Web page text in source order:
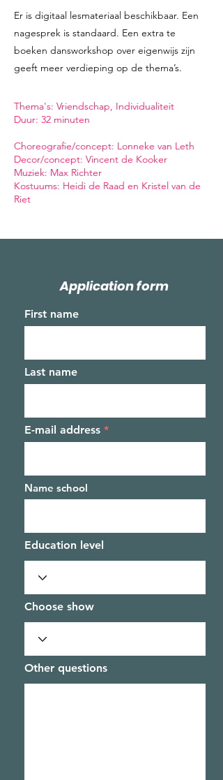
Er is digitaal lesmateriaal beschikbaar. Een
nagesprek is standaard. Een extra te
boeken dansworkshop over eigenwijs zijn
geeft meer verdieping op de thema’s.
​Thema's: Vriendschap, Individualiteit
Duur: 32 minuten
Choreografie/concept: Lonneke van Leth
Decor/concept: Vincent de Kooker
Muziek: Max Richter
Kostuums: Heidi de Raad en Kristel van de
Riet
Application form
First name
Last name
E-mail address
Name school
Education level
Choose show
Other questions